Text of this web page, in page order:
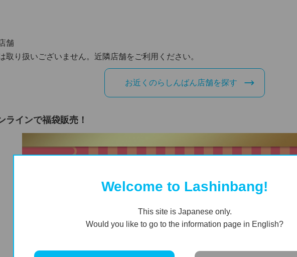
舗
取り扱いございません。近隣店舗をご利用ください。
お近くのらしんばん店舗を探す
ラインで福袋販売！
Welcome to Lashinbang!
This site is Japanese only.
Would you like to go to the information page in English?